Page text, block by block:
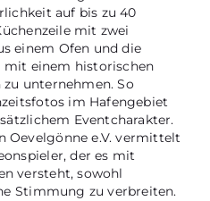
auf bis zu 40
mit zwei
einem Ofen und die
mit einem historischen
unternehmen. So
im Hafengebiet
Eventcharakter.
Oevelgönne e.V. vermittelt
der es mit
versteht, sowohl
Stimmung zu verbreiten.